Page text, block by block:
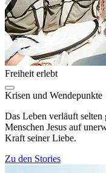
Freiheit erlebt
Krisen und Wendepunkte
Das Leben verläuft
Menschen Jesus auf
Kraft seiner Liebe.
Zu den Stories